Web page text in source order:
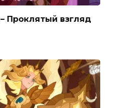
Проклятый взгляд